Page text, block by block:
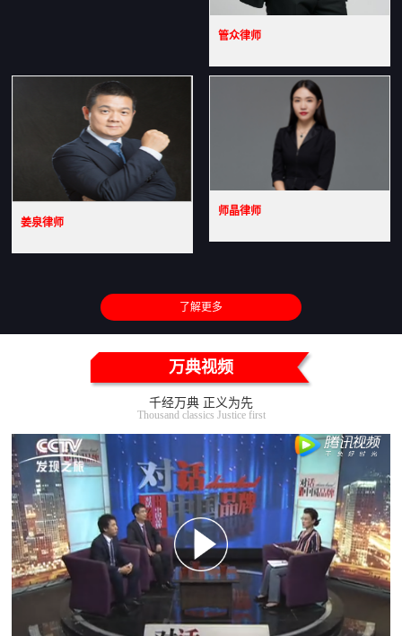
管众律师
姜泉律师
师晶律师
了解更多
万典视频
千经万典 正义为先
Thousand classics Justice first